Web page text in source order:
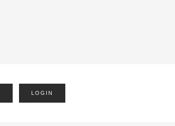
LOGIN